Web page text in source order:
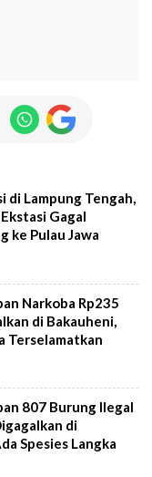
di Lampung Tengah,
Gagal
ke Pulau Jawa
Narkoba Rp235
di Bakauheni,
Terselamatkan
807 Burung Ilegal
di
Spesies Langka